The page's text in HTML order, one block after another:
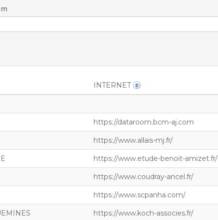
INTERNET
https://dataroom.bcm-aj.com
https://www.allais-mj.fr/
https://www.etude-benoit-amizet.fr/
https://www.coudray-ancel.fr/
https://www.scpanha.com/
https://www.koch-associes.fr/